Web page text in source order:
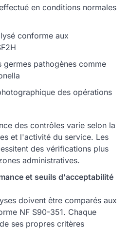
en conditions normales
conforme aux
germes pathogènes comme
des opérations
des contrôles varie selon la
et l'activité du service. Les
des vérifications plus
administratives.
et seuils d'acceptabilité
doivent être comparés aux
NF S90-351. Chaque
ses propres critères